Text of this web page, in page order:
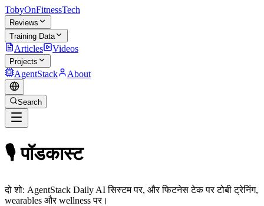
TobyOnFitnessTech
Reviews
Training Data
Articles Videos
Projects
AgentStack About
Search
🎙️ पॉडकास्ट
दो शो: AgentStack Daily AI सिस्टम पर, और फिटनेस टेक पर टोबी ट्रेनिंग,
wearables और wellness पर।